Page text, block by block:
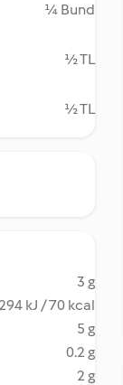
¼ Bund
½ TL
½ TL
3 g
kJ / 70 kcal
5 g
0.2 g
2 g